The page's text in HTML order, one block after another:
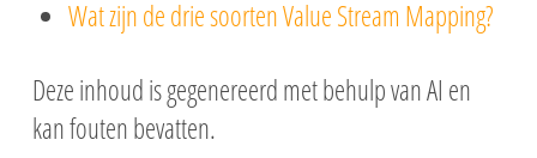
Wat zijn de drie soorten Value Stream Mapping?
Deze inhoud is gegenereerd met behulp van AI en
kan fouten bevatten.